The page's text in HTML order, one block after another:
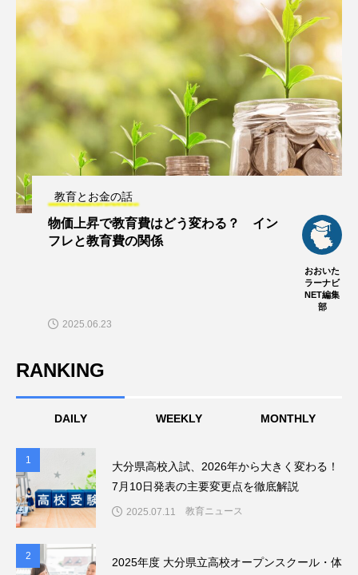
教育とお金の話
物価上昇で教育費はどう変わる？ イン
フレと教育費の関係
おおいた
ラーナビ
NET編集
部
2025.06.23
RANKING
DAILY WEEKLY MONTHLY
1
大分県高校入試、2026年から大きく変わる！
7月10日発表の主要変更点を徹底解説
2025.07.11 教育ニュース
2
2025年度 大分県立高校オープンスクール・体